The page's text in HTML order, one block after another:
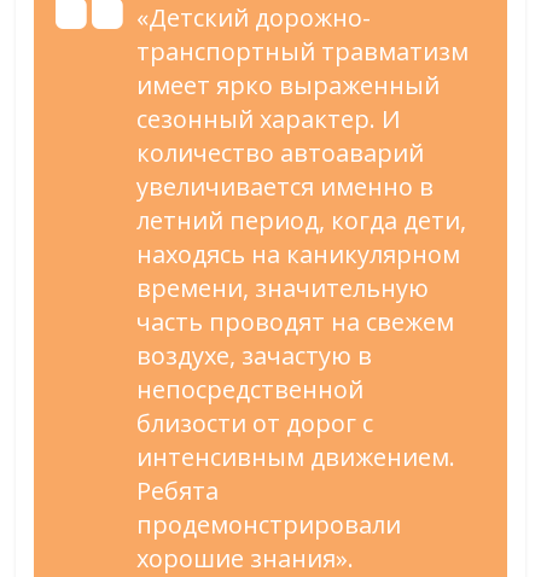
«Детский дорожно-
транспортный травматизм
имеет ярко выраженный
сезонный характер. И
количество автоаварий
увеличивается именно в
летний период, когда дети,
находясь на каникулярном
времени, значительную
часть проводят на свежем
воздухе, зачастую в
непосредственной
близости от дорог с
интенсивным движением.
Ребята
продемонстрировали
хорошие знания».